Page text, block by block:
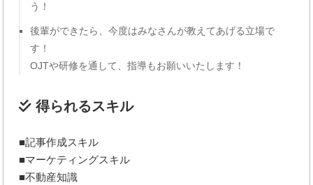
う！
後輩ができたら、今度はみなさんが教えてあげる立場で
す！
OJTや研修を通して、指導もお願いいたします！
得られるスキル
■記事作成スキル
■マーケティングスキル
■不動産知識